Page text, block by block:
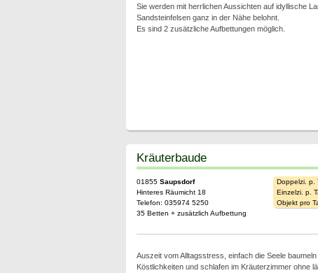
Sie werden mit herrlichen Aussichten auf idyllische
Sandsteinfelsen ganz in der Nähe belohnt.
Es sind 2 zusätzliche Aufbettungen möglich.
Kräuterbaude
01855 Saupsdorf
Hinteres Räumicht 18
Telefon: 035974 5250
35 Betten + zusätzlich Aufbettung
Doppelzi. p.
Einzelzi. p.
Objekt pro
Auszeit vom Alltagsstress, einfach die Seele
Köstlichkeiten und schlafen im Kräuterzimmer ohne